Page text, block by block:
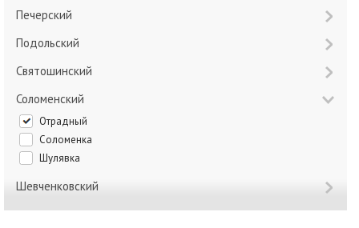
Печерский
Подольский
Святошинский
Соломенский
Отрадный
Соломенка
Шулявка
Шевченковский